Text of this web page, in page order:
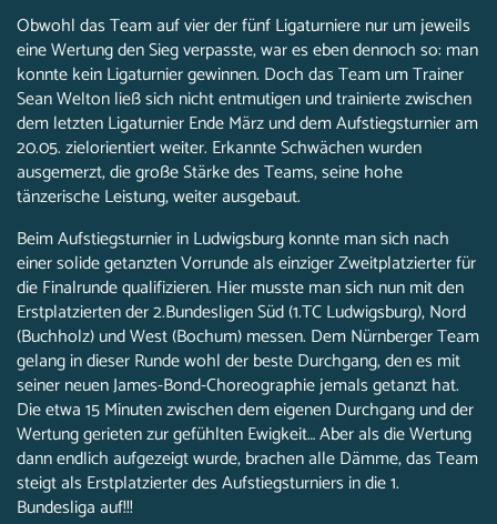
Obwohl das Team auf vier der fünf Ligaturniere nur um jeweils
eine Wertung den Sieg verpasste, war es eben dennoch so: man
konnte kein Ligaturnier gewinnen. Doch das Team um Trainer
Sean Welton ließ sich nicht entmutigen und trainierte zwischen
dem letzten Ligaturnier Ende März und dem Aufstiegsturnier am
20.05. zielorientiert weiter. Erkannte Schwächen wurden
ausgemerzt, die große Stärke des Teams, seine hohe
tänzerische Leistung, weiter ausgebaut.
Beim Aufstiegsturnier in Ludwigsburg konnte man sich nach
einer solide getanzten Vorrunde als einziger Zweitplatzierter für
die Finalrunde qualifizieren. Hier musste man sich nun mit den
Erstplatzierten der 2.Bundesligen Süd (1.TC Ludwigsburg), Nord
(Buchholz) und West (Bochum) messen. Dem Nürnberger Team
gelang in dieser Runde wohl der beste Durchgang, den es mit
seiner neuen James-Bond-Choreographie jemals getanzt hat.
Die etwa 15 Minuten zwischen dem eigenen Durchgang und der
Wertung gerieten zur gefühlten Ewigkeit… Aber als die Wertung
dann endlich aufgezeigt wurde, brachen alle Dämme, das Team
steigt als Erstplatzierter des Aufstiegsturniers in die 1.
Bundesliga auf!!!